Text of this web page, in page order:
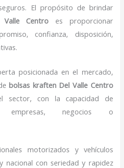
El propósito de brindar
Centro es proporcionar
confianza, disposición,
posicionada en el mercado,
bolsas kraften Del Valle Centro
sector, con la capacidad de
empresas, negocios o
motorizados y vehículos
nacional con seriedad y rapidez